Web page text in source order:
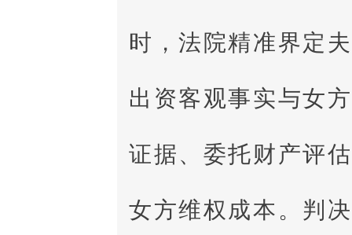
时，法院精准界定
出资客观事实与女
证据、委托财产评
女方维权成本。判